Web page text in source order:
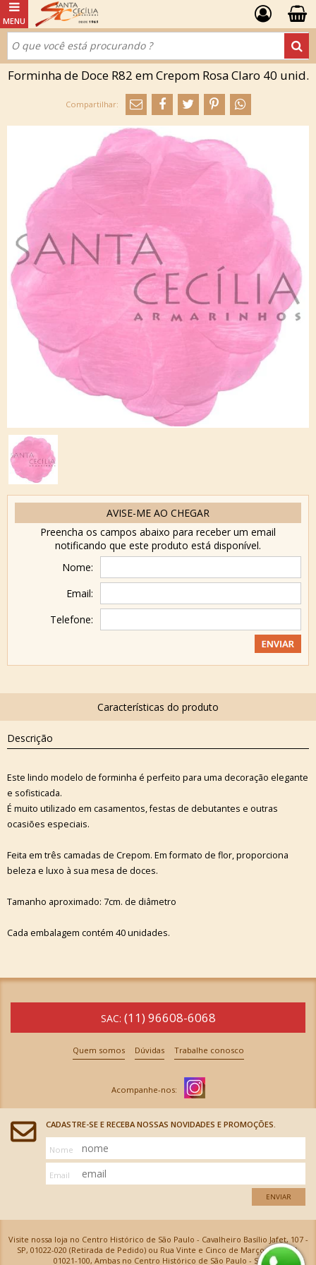
Forminha de Doce R82 em Crepom Rosa Claro 40 unid.
AVISE-ME AO CHEGAR
Preencha os campos abaixo para receber um email
notificando que este produto está disponível.
Nome:
Email:
Telefone:
Descrição
Este lindo modelo de forminha é perfeito para uma decoração elegante
e sofisticada.
É muito utilizado em casamentos, festas de debutantes e outras
ocasiões especiais.
Feita em três camadas de Crepom. Em formato de flor, proporciona
beleza e luxo à sua mesa de doces.
Tamanho aproximado: 7cm. de diâmetro
Cada embalagem contém 40 unidades.
SAC: (11) 96608-6068
Quem somos Dúvidas Trabalhe conosco
CADASTRE-SE E RECEBA NOSSAS NOVIDADES E PROMOÇÕES.
Nome
Email
ENVIAR
Visite nossa loja no Centro Histórico de São Paulo - Cavalheiro Basílio Jafet, 107 -
SP, 01022-020 (Retirada de Pedido) ou Rua Vinte e Cinco de Março, 576 - SP,
01021-100, Ambas no Centro Histórico de São Paulo - SP